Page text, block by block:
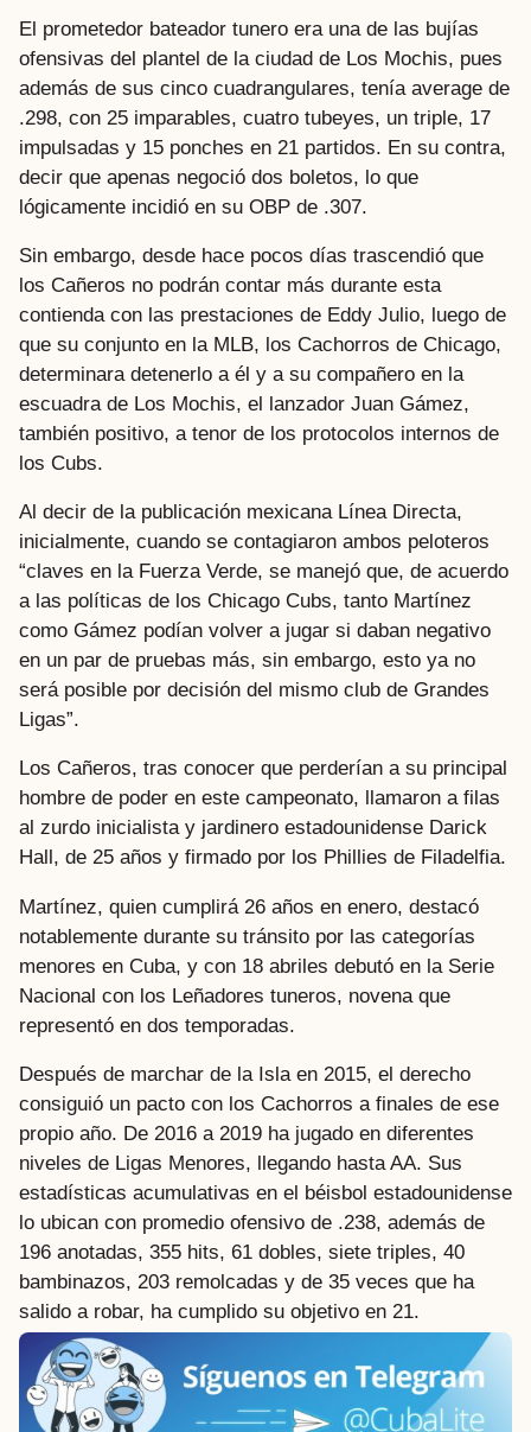
El prometedor bateador tunero era una de las bujías
ofensivas del plantel de la ciudad de Los Mochis, pues
además de sus cinco cuadrangulares, tenía average de
.298, con 25 imparables, cuatro tubeyes, un triple, 17
impulsadas y 15 ponches en 21 partidos. En su contra,
decir que apenas negoció dos boletos, lo que
lógicamente incidió en su OBP de .307.
Sin embargo, desde hace pocos días trascendió que
los Cañeros no podrán contar más durante esta
contienda con las prestaciones de Eddy Julio, luego de
que su conjunto en la MLB, los Cachorros de Chicago,
determinara detenerlo a él y a su compañero en la
escuadra de Los Mochis, el lanzador Juan Gámez,
también positivo, a tenor de los protocolos internos de
los Cubs.
Al decir de la publicación mexicana Línea Directa,
inicialmente, cuando se contagiaron ambos peloteros
“claves en la Fuerza Verde, se manejó que, de acuerdo
a las políticas de los Chicago Cubs, tanto Martínez
como Gámez podían volver a jugar si daban negativo
en un par de pruebas más, sin embargo, esto ya no
será posible por decisión del mismo club de Grandes
Ligas”.
Los Cañeros, tras conocer que perderían a su principal
hombre de poder en este campeonato, llamaron a filas
al zurdo inicialista y jardinero estadounidense Darick
Hall, de 25 años y firmado por los Phillies de Filadelfia.
Martínez, quien cumplirá 26 años en enero, destacó
notablemente durante su tránsito por las categorías
menores en Cuba, y con 18 abriles debutó en la Serie
Nacional con los Leñadores tuneros, novena que
representó en dos temporadas.
Después de marchar de la Isla en 2015, el derecho
consiguió un pacto con los Cachorros a finales de ese
propio año. De 2016 a 2019 ha jugado en diferentes
niveles de Ligas Menores, llegando hasta AA. Sus
estadísticas acumulativas en el béisbol estadounidense
lo ubican con promedio ofensivo de .238, además de
196 anotadas, 355 hits, 61 dobles, siete triples, 40
bambinazos, 203 remolcadas y de 35 veces que ha
salido a robar, ha cumplido su objetivo en 21.